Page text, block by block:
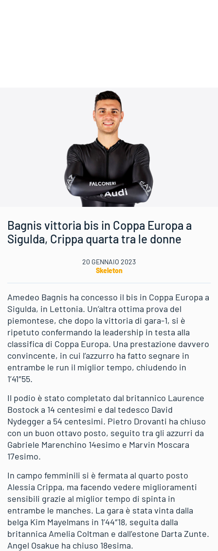
Bagnis vittoria bis in Coppa Europa a
Sigulda, Crippa quarta tra le donne
20 GENNAIO 2023
Skeleton
Amedeo Bagnis ha concesso il bis in Coppa Europa a
Sigulda, in Lettonia. Un’altra ottima prova del
piemontese, che dopo la vittoria di gara-1, si è
ripetuto confermando la leadership in testa alla
classifica di Coppa Europa. Una prestazione davvero
convincente, in cui l’azzurro ha fatto segnare in
entrambe le run il miglior tempo, chiudendo in
1’41″55.
Il podio è stato completato dal britannico Laurence
Bostock a 14 centesimi e dal tedesco David
Nydegger a 54 centesimi. Pietro Drovanti ha chiuso
con un buon ottavo posto, seguito tra gli azzurri da
Gabriele Marenchino 14esimo e Marvin Moscara
17esimo.
In campo femminili si è fermata al quarto posto
Alessia Crippa, ma facendo vedere miglioramenti
sensibili grazie al miglior tempo di spinta in
entrambe le manches. La gara è stata vinta dalla
belga Kim Mayelmans in 1’44″18, seguita dalla
britannica Amelia Coltman e dall’estone Darta Zunte.
Angel Osakue ha chiuso 18esima.